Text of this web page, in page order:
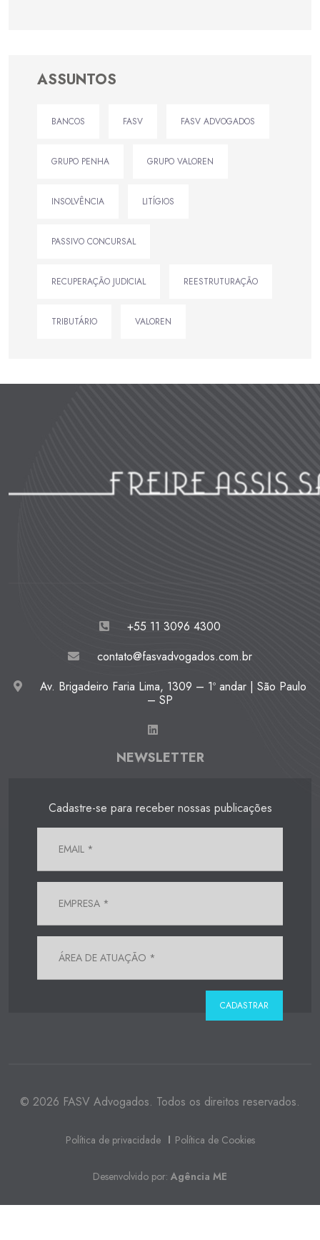
ASSUNTOS
BANCOS FASV FASV ADVOGADOS
GRUPO PENHA GRUPO VALOREN
INSOLVÊNCIA LITÍGIOS
PASSIVO CONCURSAL
RECUPERAÇÃO JUDICIAL REESTRUTURAÇÃO
TRIBUTÁRIO VALOREN
+55 11 3096 4300
contato@fasvadvogados.com.br
Av. Brigadeiro Faria Lima, 1309 – 1º andar | São Paulo
– SP
NEWSLETTER
Cadastre-se para receber nossas publicações
© 2026 FASV Advogados. Todos os direitos reservados.
Política de privacidade Política de Cookies
Desenvolvido por: Agência ME